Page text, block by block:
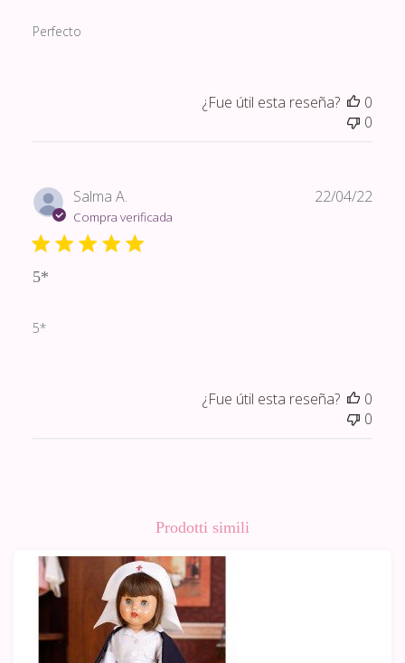
Perfecto
¿Fue útil esta reseña?
0
0
Salma A.
Compra verificada
5*
5*
22/04/22
¿Fue útil esta reseña?
0
0
Prodotti simili